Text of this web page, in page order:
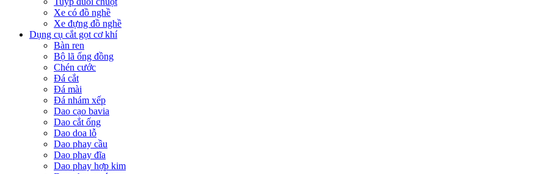
Xe có đồ nghề
Xe đựng đồ nghề
Dụng cụ cắt gọt cơ khí
Bàn ren
Bộ lã ống đồng
Chén cước
Đá cắt
Đá mài
Đá nhám xếp
Dao cạo bavia
Dao cắt ống
Dao doa lỗ
Dao phay cầu
Dao phay đĩa
Dao phay hợp kim